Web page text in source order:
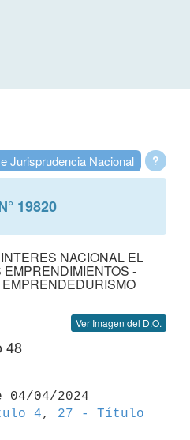
?
Jurisprudencia Nacional
19820
NACIONAL EL
EMPRENDIMIENTOS -
Ver Imagen del D.O.
48
04/04/2024
4, 27 - Título